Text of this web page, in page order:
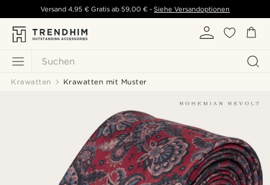
Suchen
Versand 4,95 € Gratis ab 59,00 € - Siehe Versandoptionen
Krawatten Krawatten mit Muster